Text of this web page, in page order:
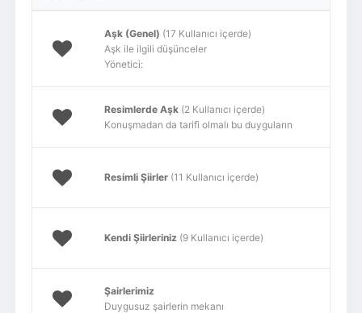
Aşk (Genel) (17 Kullanıcı içerde)
Aşk ile ilgili düşünceler
Yönetici:
Resimlerde Aşk (2 Kullanıcı içerde)
Konuşmadan da tarifi olmalı bu duyguların
Resimli Şiirler (11 Kullanıcı içerde)
Kendi Şiirleriniz (9 Kullanıcı içerde)
Şairlerimiz
Duygusuz şairlerin mekanı